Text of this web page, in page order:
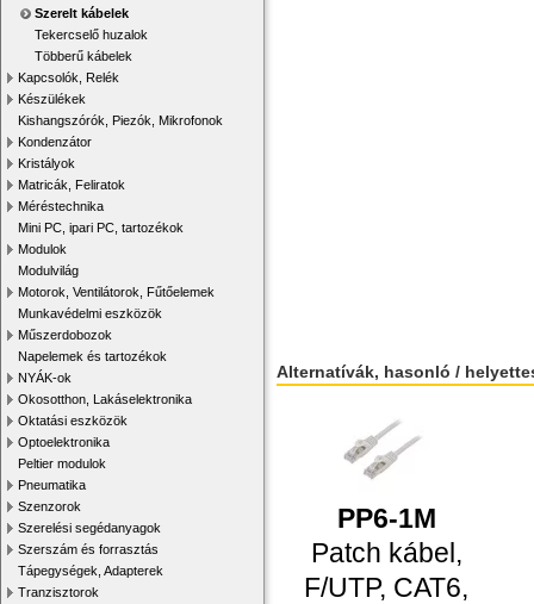
Szerelt kábelek
Tekercselő huzalok
Többerű kábelek
Kapcsolók, Relék
Készülékek
Kishangszórók, Piezók, Mikrofonok
Kondenzátor
Kristályok
Matricák, Feliratok
Méréstechnika
Mini PC, ipari PC, tartozékok
Modulok
Modulvilág
Motorok, Ventilátorok, Fűtőelemek
Munkavédelmi eszközök
Műszerdobozok
Napelemek és tartozékok
NYÁK-ok
Okosotthon, Lakáselektronika
Oktatási eszközök
Optoelektronika
Peltier modulok
Pneumatika
Szenzorok
Szerelési segédanyagok
Szerszám és forrasztás
Tápegységek, Adapterek
Tranzisztorok
Alternatívák, hasonló /
PP6-1M
Patch kábel,
F/UTP, CAT6,